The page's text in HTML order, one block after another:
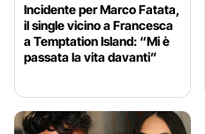
Incidente per Marco Fatata,
il single vicino a Francesca
a Temptation Island: “Mi è
passata la vita davanti”